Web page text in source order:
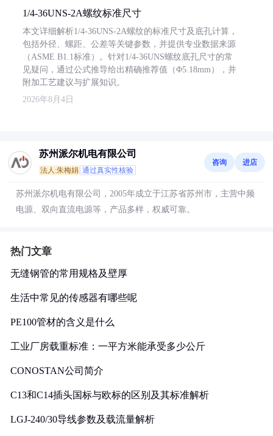
1/4-36UNS-2A螺纹标准尺寸
本文详细解析1/4-36UNS-2A螺纹的标准尺寸及底孔计算，
包括外径、螺距、公差等关键参数，并提供专业数据来源
（ASME B1.1标准）。针对1/4-36UNS螺纹底孔尺寸的常
见疑问，通过公式推导给出精确推荐值（Φ5.18mm），并
附加工艺建议与扩展知识。
2026年8月4日
苏州派尔机电有限公司
法人:朱梅娟 通过真实性核验
咨询 进店
苏州派尔机电有限公司，2005年成立于江苏省苏州市，主营中频
电源、双向直流电源等，产品多样，权威可靠。
热门文章
无缝钢管的常用规格及壁厚
生活中常见的传感器有哪些呢
PE100管材的含义是什么
工业厂房载重标准：一平方米能承受多少公斤
CONOSTAN公司简介
C13和C14插头国标与欧标的区别及其标准解析
LGJ-240/30导线参数及载流量解析